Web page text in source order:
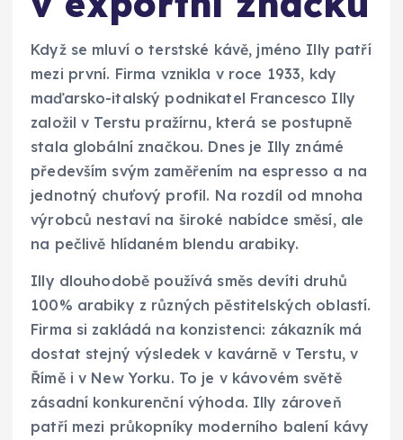
Když se mluví o terstské kávě, jméno Illy patří
mezi první. Firma vznikla v roce 1933, kdy
maďarsko-italský podnikatel Francesco Illy
založil v Terstu pražírnu, která se postupně
stala globální značkou. Dnes je Illy známé
především svým zaměřením na espresso a na
jednotný chuťový profil. Na rozdíl od mnoha
výrobců nestaví na široké nabídce směsí, ale
na pečlivě hlídaném blendu arabiky.
Illy dlouhodobě používá směs devíti druhů
100% arabiky z různých pěstitelských oblastí.
Firma si zakládá na konzistenci: zákazník má
dostat stejný výsledek v kavárně v Terstu, v
Římě i v New Yorku. To je v kávovém světě
zásadní konkurenční výhoda. Illy zároveň
patří mezi průkopníky moderního balení kávy